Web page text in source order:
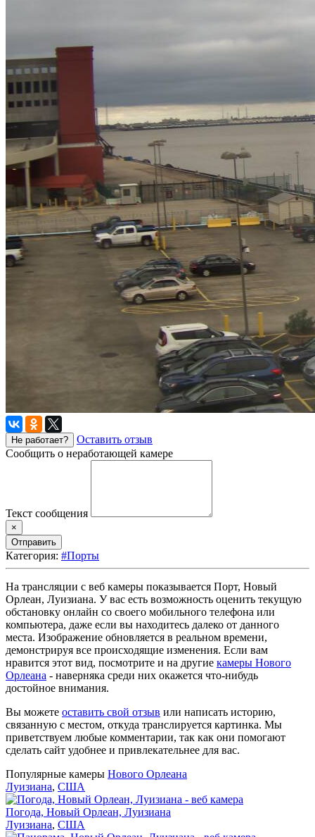
Не работает?
Оставить отзыв
Сообщить о неработающей камере
Текст сообщения
×
Отправить
Категория: #Порты
На трансляции с веб камеры показывается Порт, Новый
Орлеан, Луизиана. У вас есть возможность оценить текущую
обстановку онлайн со своего мобильного телефона или
компьютера, даже если вы находитесь далеко от данного
места. Изображение обновляется в реальном времени,
демонстрируя все происходящие изменения. Если вам
нравится этот вид, посмотрите и на другие камеры Нового
Орлеана - наверняка среди них окажется что-нибудь
достойное внимания.
Вы можете оставить свой отзыв или написать историю,
связанную с местом, откуда транслируется картинка. Мы
приветствуем любые комментарии, так как они помогают
сделать сайт удобнее и привлекательнее для вас.
Популярные камеры Нового Орлеана
Луизиана, США
Погода, Новый Орлеан, Луизиана
Луизиана, США